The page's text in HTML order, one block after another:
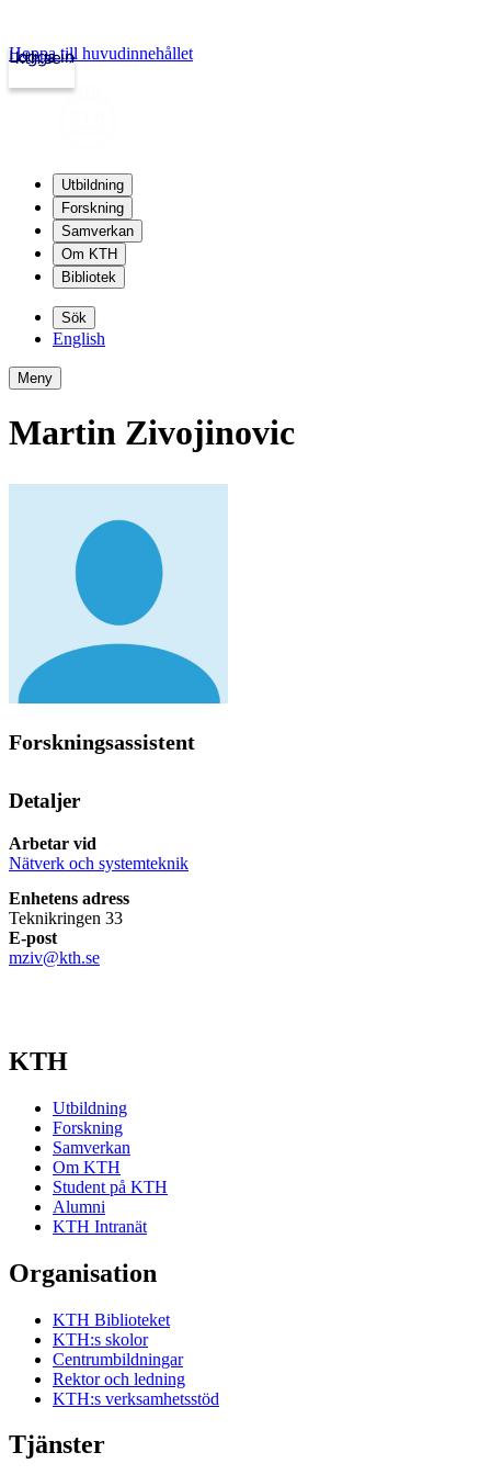
kth.se
Logga in
Hoppa till huvudinnehållet
Utbildning
Forskning
Samverkan
Om KTH
Bibliotek
Sök
English
Meny
Martin Zivojinovic
Forskningsassistent
Detaljer
Arbetar vid
Nätverk och systemteknik
Enhetens adress
Teknikringen 33
E-post
mziv@kth.se
KTH
Utbildning
Forskning
Samverkan
Om KTH
Student på KTH
Alumni
KTH Intranät
Organisation
KTH Biblioteket
KTH:s skolor
Centrumbildningar
Rektor och ledning
KTH:s verksamhetsstöd
Tjänster